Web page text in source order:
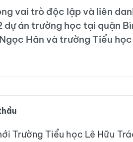
vai trò độc lập và liên
án trường học tại quận
Hân và trường Tiểu
Trường Tiểu học Lê Hữu